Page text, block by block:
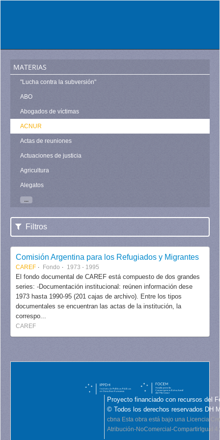
materias
"Lucha contra la subversión"
ABO
Abogados de víctimas
ACNUR
Actas de reuniones
Actuaciones de justicia
Agricultura
Alegatos
...
Filtros
Comisión Argentina para los Refugiados y Migrantes
CAREF Fondo 1973 - 1995
El fondo documental de CAREF está compuesto de dos grandes
series: -Documentación institucional: reúnen información dese
1973 hasta 1990-95 (201 cajas de archivo). Entre los tipos
documentales se encuentran las actas de la institución, la
correspo...
CAREF
Proyecto financiado con recursos del
© Todos los derechos reservados DH
cbna Esta obra está bajo una Licencia
Atribución-NoComercial-CompartirIgual